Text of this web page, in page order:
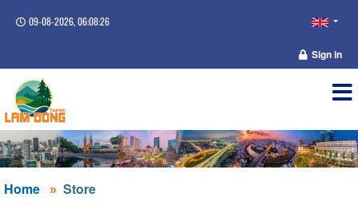
09-08-2026, 06:08:26
Sign in
Home Store